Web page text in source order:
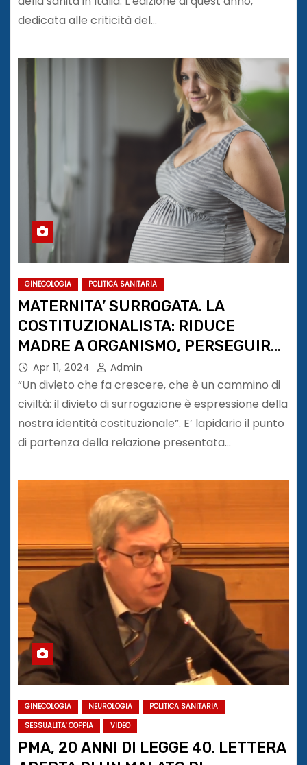
dedicata alle criticità del…
GINECOLOGIA POLITICA SANITARIA
MATERNITA’ SURROGATA. LA
COSTITUZIONALISTA: RIDUCE
MADRE A ORGANISMO, PERSEGUIRE
COMMITTENTI
Apr 11, 2024 Admin
“Un divieto che fa crescere, che è un cammino di
civiltà: il divieto di surrogazione è espressione della
nostra identità costituzionale”. E’ lapidario il punto
di partenza della relazione presentata…
GINECOLOGIA NEUROLOGIA
POLITICA SANITARIA
SESSUALITA' COPPIA
VIDEO
PMA, 20 ANNI DI LEGGE 40. LETTERA